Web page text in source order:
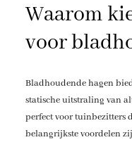
Waarom
voor
Bladhoudende hagen
statische uitstraling van
perfect voor tuinbezitters
belangrijkste voordelen